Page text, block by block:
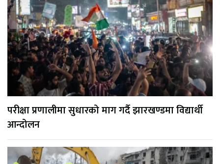
परीक्षा प्रणालीमा सुधारको माग गर्दै झारखण्डमा विद्यार्थी
आन्दोलन